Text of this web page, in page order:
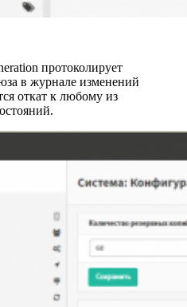
протоколирует
в журнале изменений
откат к любому из